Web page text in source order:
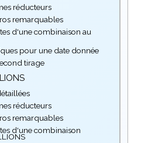
réducteurs
remarquables
d'une combinaison au
pour une date donnée
tirage
réducteurs
remarquables
d'une combinaison